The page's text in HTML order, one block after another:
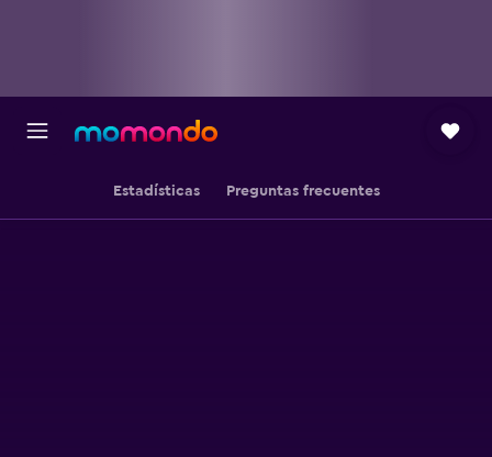
Estadísticas Preguntas frecuentes